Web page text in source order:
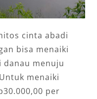
cinta abadi
bisa menaiki
danau menuju
Untuk menaiki
per